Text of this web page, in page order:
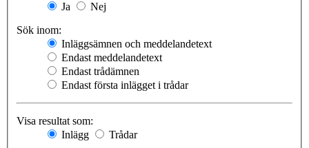
Ja
Nej
Sök inom:
Inläggsämnen och meddelandetext
Endast meddelandetext
Endast trådämnen
Endast första inlägget i trådar
Visa resultat som:
Inlägg
Trådar